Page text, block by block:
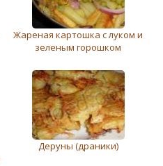
Жареная картошка с луком и
зеленым горошком
Деруны (драники)